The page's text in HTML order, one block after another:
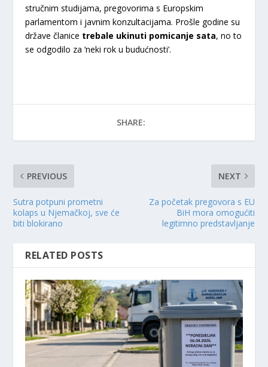
stručnim studijama, pregovorima s Europskim
parlamentom i javnim konzultacijama. Prošle godine su
države članice trebale ukinuti pomicanje sata, no to
se odgodilo za ‘neki rok u budućnosti’.
SHARE:
PREVIOUS
Sutra potpuni prometni
kolaps u Njemačkoj, sve će
biti blokirano
NEXT
Za početak pregovora s EU
BiH mora omogućiti
legitimno predstavljanje
RELATED POSTS